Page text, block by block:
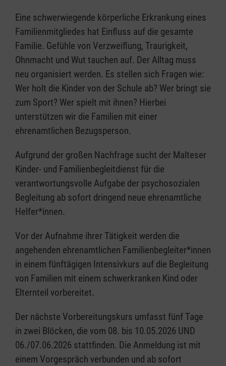
Eine schwerwiegende körperliche Erkrankung eines
Familienmitgliedes hat Einfluss auf die gesamte
Familie. Gefühle von Verzweiflung, Traurigkeit,
Ohnmacht und Wut tauchen auf. Der Alltag muss
neu organisiert werden. Es stellen sich Fragen wie:
Wer holt die Kinder von der Schule ab? Wer bringt sie
zum Sport? Wer spielt mit ihnen? Hierbei
unterstützen wir die Familien mit einer
ehrenamtlichen Bezugsperson.
Aufgrund der großen Nachfrage sucht der Malteser
Kinder- und Familienbegleitdienst für die
verantwortungsvolle Aufgabe der psychosozialen
Begleitung ab sofort dringend neue ehrenamtliche
Helfer*innen.
Vor der Aufnahme ihrer Tätigkeit werden die
angehenden ehrenamtlichen Familienbegleiter*innen
in einem fünftägigen Intensivkurs auf die Begleitung
von Familien mit einem schwerkranken Kind oder
Elternteil vorbereitet.
Der nächste Vorbereitungskurs umfasst fünf Tage
in zwei Blöcken, die vom 08. bis 10.05.2026 UND
06./07.06.2026 stattfinden. Die Anmeldung ist mit
einem Vorgespräch verbunden und ab sofort